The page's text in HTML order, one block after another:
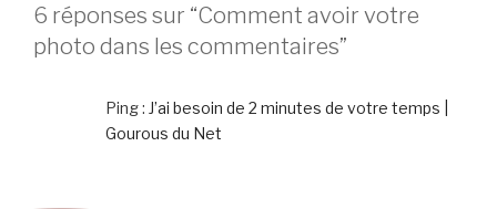
6 réponses sur “Comment avoir votre
photo dans les commentaires”
Ping : J’ai besoin de 2 minutes de votre temps |
Gourous du Net